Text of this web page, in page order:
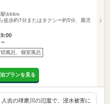
駅444m
徒歩約7分またはタクシー約5分、鹿児
風呂、個室風呂
プランを見る
吉の球磨川の氾濫で、浸水被害に